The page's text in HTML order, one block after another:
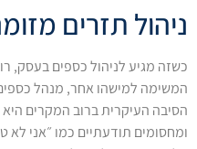
ניהול תזרים
כשזה מגיע לניהול כספים בעסק,
המשימה למישהו אחר, מנהל
הסיבה העיקרית ברוב המקרים
ומחסומים תודעתיים כמו ״אני